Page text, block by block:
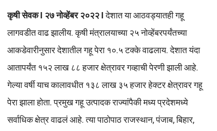
कृषी सेवक I २७ नोव्हेंबर २०२२ Iदेशात या आठवड्यातही गहू
लागवडीत वाढ झालीय. कृषी मंत्रालयाच्या २५ नोव्हेंबरपर्यंतच्या
आकडेवारीनुसार देशातील गहू पेरा १०.५ टक्के वाढलाय. देशात यंदा
आतापर्यंत १५२ लाख ८८ हजार क्षेत्रावर गव्हाची पेरणी झाली आहे.
गेल्या वर्षी याच कालावधीत १३८ लाख ३५ हजार हेक्टर क्षेत्रावर गहू
पेरा झाला होता. प्रमुख गहू उत्पादक राज्यांपैकी मध्य प्रदेशमध्ये
सर्वाधिक क्षेत्र वाढलं आहे. त्या पाठोपाठ राजस्थान, पंजाब, बिहार,